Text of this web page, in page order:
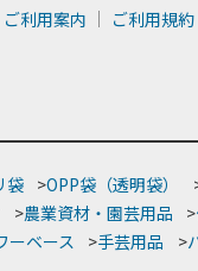
ご利用案内 ご利用規約
袋 >OPP袋（透明袋）
>農業資材・園芸用品 >
ーベース >手芸用品 >